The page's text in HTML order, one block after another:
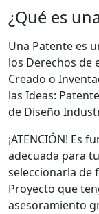
¿Qué es
Una Patente es
los Derechos de
Creado o
las Ideas:
de Diseño
¡ATENCIÓN! Es
adecuada para
seleccionarla de
Proyecto que
asesoramiento